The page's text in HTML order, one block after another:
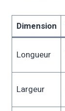
Dimension
Longueur
Largeur